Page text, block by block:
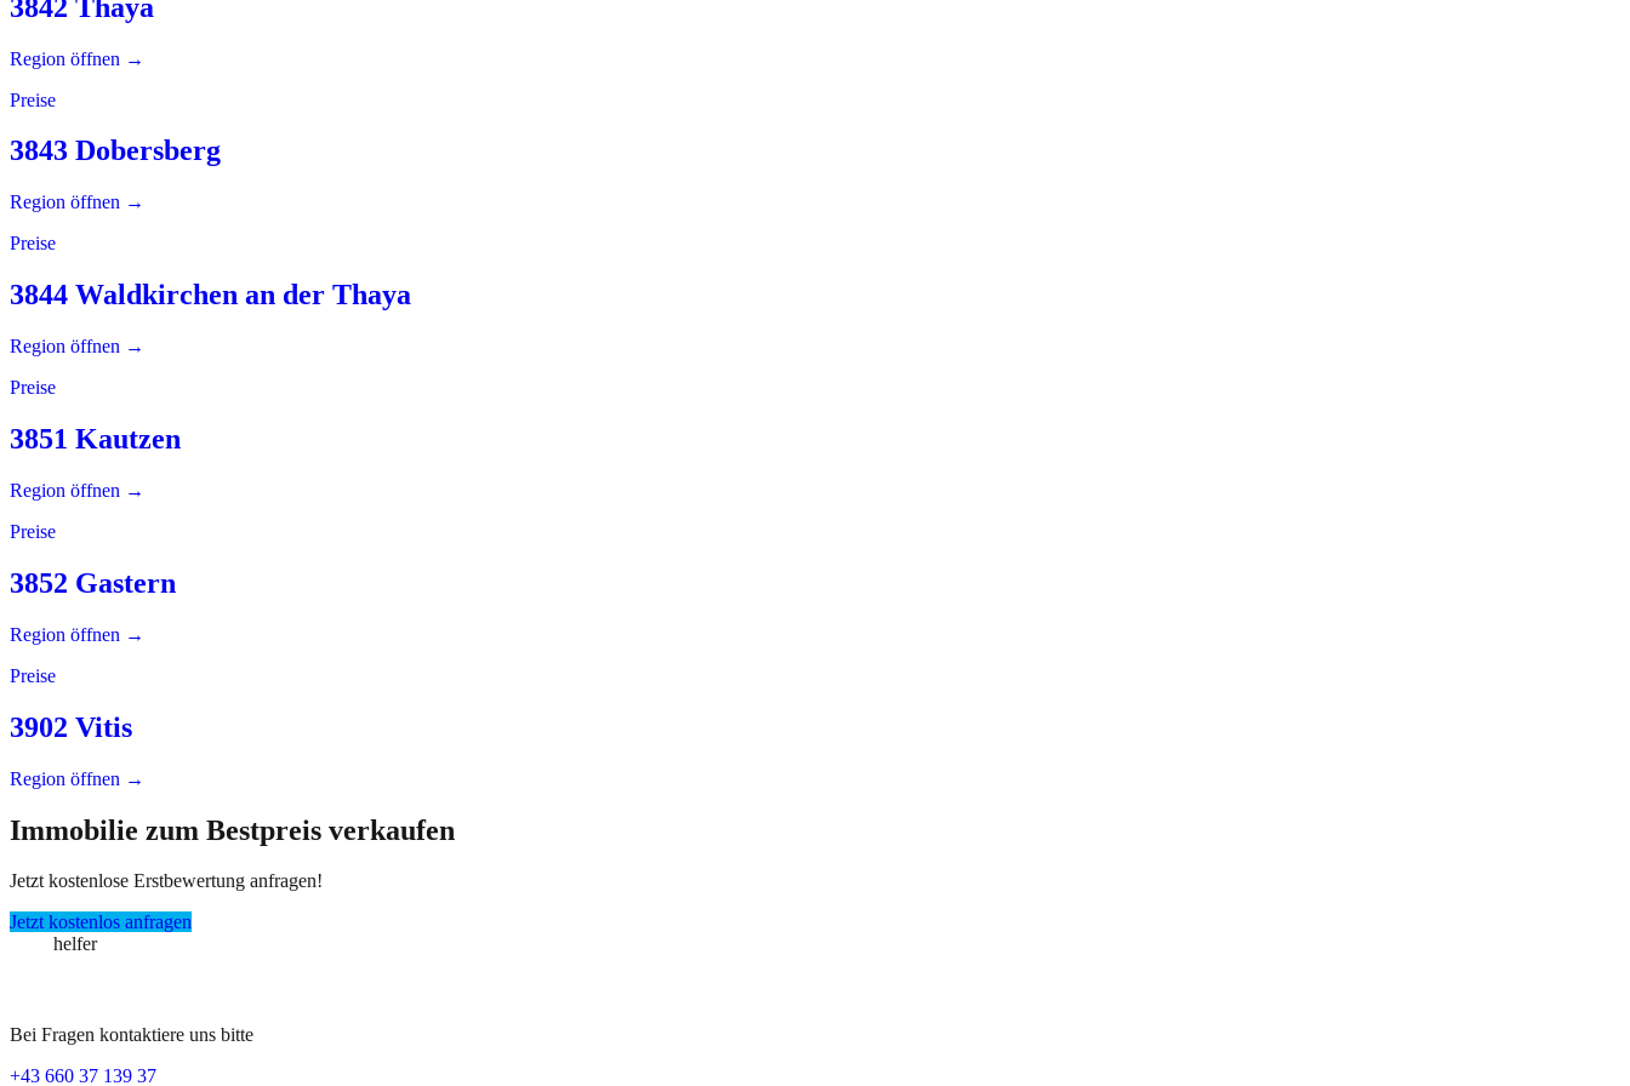
3842 Thaya
Region öffnen →
Preise
3843 Dobersberg
Region öffnen →
Preise
3844 Waldkirchen an der Thaya
Region öffnen →
Preise
3851 Kautzen
Region öffnen →
Preise
3852 Gastern
Region öffnen →
Preise
3902 Vitis
Region öffnen →
Immobilie zum Bestpreis verkaufen
Jetzt kostenlose Erstbewertung anfragen!
Jetzt kostenlos anfragen
helfer
Bei Fragen kontaktiere uns bitte
+43 660 37 139 37